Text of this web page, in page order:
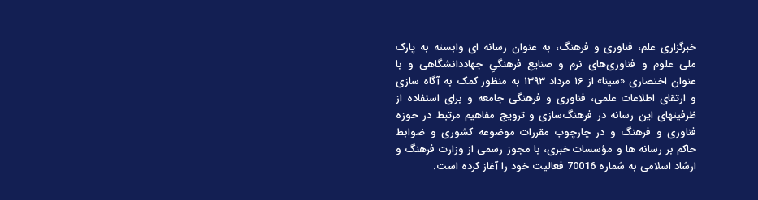
خبرگزاری علم، فناوری و فرهنگ، به عنوان رسانه ای وابسته به پارک
ملی علوم و فناوری‌های نرم و صنایع فرهنگیِ جهاددانشگاهی و با
عنوان اختصاری «سینا» از ۱۶ مرداد ۱۳۹۳ به منظور کمک به آگاه سازی
و ارتقای اطلاعات علمی، فناوری و فرهنگی جامعه و برای استفاده از
ظرفیتهای این رسانه در فرهنگ‌سازی و ترویج مفاهیم مرتبط در حوزه
فناوری و فرهنگ و در چارچوب مقررات موضوعه کشوری و ضوابط
حاکم بر رسانه ها و مؤسسات خبری، با مجوز رسمی از وزارت فرهنگ و
ارشاد اسلامی به شماره 70016 فعالیت خود را آغاز کرده است.